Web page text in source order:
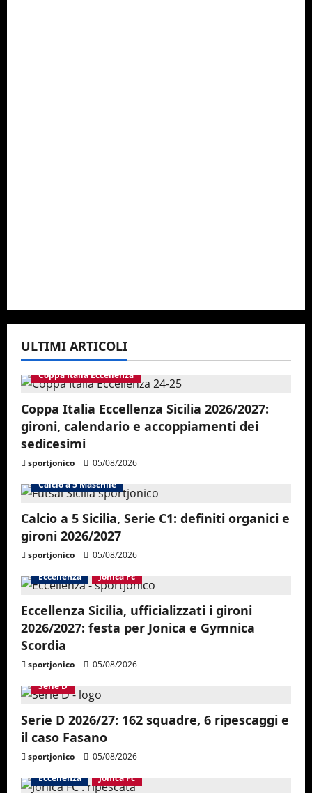
ULTIMI ARTICOLI
Coppa Italia Eccellenza
Coppa Italia Eccellenza Sicilia 2026/2027:
gironi, calendario e accoppiamenti dei
sedicesimi
sportjonico
05/08/2026
Calcio a 5 Maschile
Calcio a 5 Sicilia, Serie C1: definiti organici e
gironi 2026/2027
sportjonico
05/08/2026
Eccellenza
Jonica Fc
Eccellenza Sicilia, ufficializzati i gironi
2026/2027: festa per Jonica e Gymnica
Scordia
sportjonico
05/08/2026
Serie D
Serie D 2026/27: 162 squadre, 6 ripescaggi e
il caso Fasano
sportjonico
05/08/2026
Eccellenza
Jonica Fc